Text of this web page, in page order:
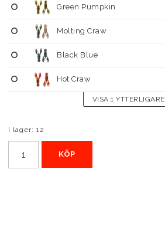
Green Pumpkin
Molting Craw
Black Blue
Hot Craw
VISA 1 YTTERLIGARE
I lager: 12
KÖP